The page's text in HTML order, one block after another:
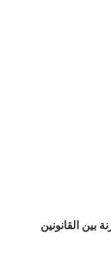
بين القانونين